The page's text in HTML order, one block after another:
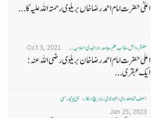
اعلیٰ حضرت امام احمد رضا خاں بر یلو ی رحمتہ اللہ علیہ کا...
غضنفر دانش، طالب علم، جامعہ دارالہدی اسلامیہ ... Oct 3, 2021
اعلی حضرت امام احمد رضا خان بریلوی رضی اللہ عنہ:
ایک عبقری...
آصف شاہ ھدوی، بھیونڈی ریسرچ اسکالر، ممبئی یونیورسٹی
Jan 25, 2023